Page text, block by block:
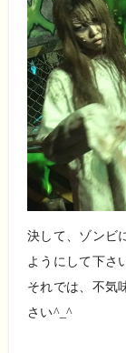
決して、ゾンビ
ようにして下さ
それでは、不気
さい^_^